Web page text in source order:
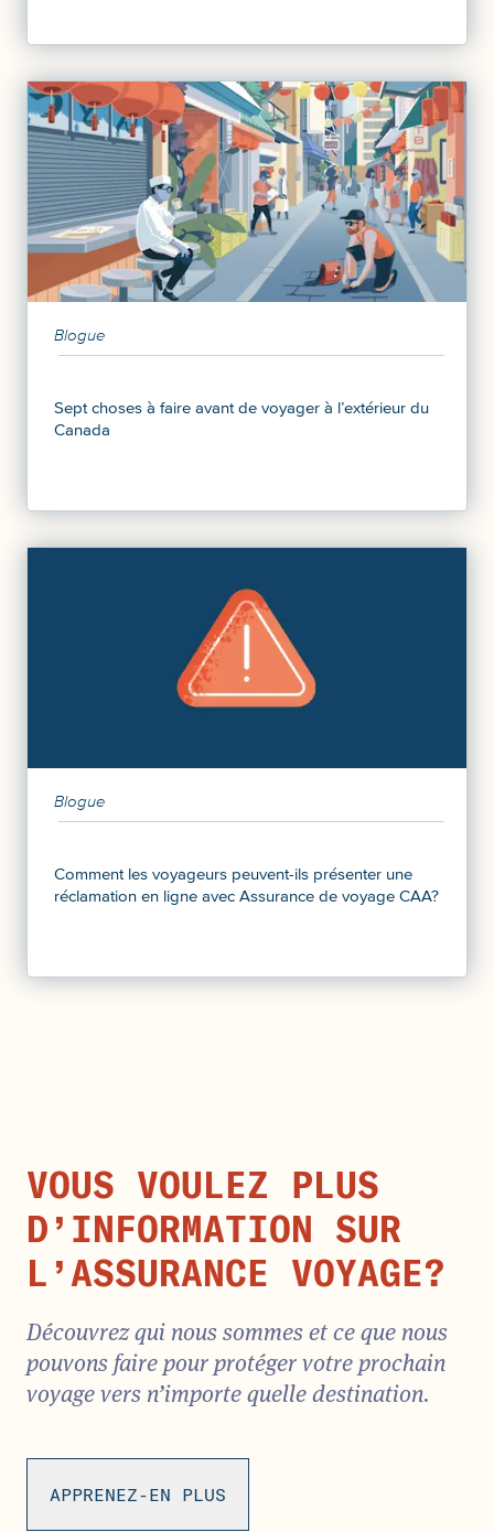
Blogue
Sept choses à faire avant de voyager à l’extérieur du
Canada
Blogue
Comment les voyageurs peuvent-ils présenter une
réclamation en ligne avec Assurance de voyage CAA?
VOUS VOULEZ PLUS
D’INFORMATION SUR
L’ASSURANCE VOYAGE?
Découvrez qui nous sommes et ce que nous
pouvons faire pour protéger votre prochain
voyage vers n’importe quelle destination.
APPRENEZ-EN PLUS